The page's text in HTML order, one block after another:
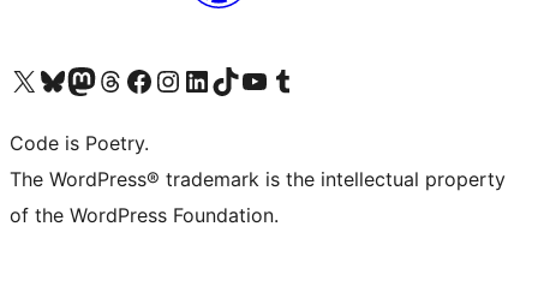
Visit our X (formerly Twitter) account
ഞങ്ങളുടെ ബ്ലൂസ്കൈ അക്കൗണ്ട് സന്ദർശിക്കുക
Visit our Mastodon account
ഞങ്ങളുടെ ത്രെഡ്സ് അക്കൗണ്ട് സന്ദർശിക്കുക
Visit our Facebook page
Visit our Instagram account
Visit our LinkedIn account
ഞങ്ങളുടെ ടിക് ടോക് അക്കൗണ്ട് സന്ദർശിക്കുക
Visit our YouTube channel
ഞങ്ങളുടെ ടംബ്ലർ അക്കൗണ്ട് സന്ദർശിക്കുക
Code is Poetry.
The WordPress® trademark is the intellectual property
of the WordPress Foundation.